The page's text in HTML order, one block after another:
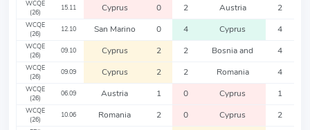
WCQE
(26)
15.11 Cyprus 0 2 Austria 2
WCQE
(26)
12.10 San Marino 0 4 Cyprus 4
WCQE
(26)
09.10 Cyprus 2 2 Bosnia and 4
WCQE
(26)
09.09 Cyprus 2 2 Romania 4
WCQE
(26)
06.09 Austria 1 0 Cyprus 1
WCQE
(26)
10.06 Romania 2 0 Cyprus 2